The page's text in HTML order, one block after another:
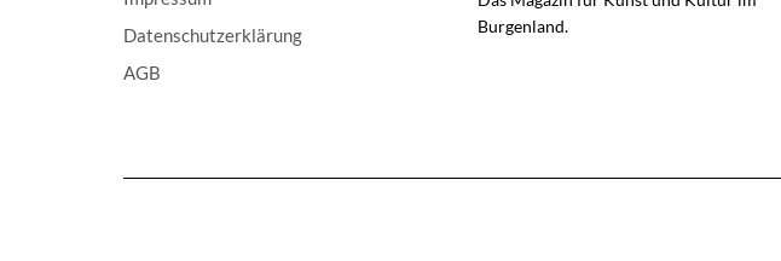
Datenschutzerklärung
AGB
Burgenland.